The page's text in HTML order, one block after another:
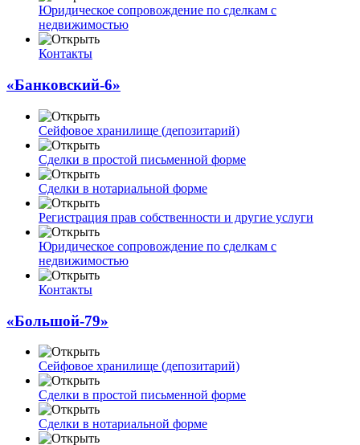
Юридическое сопровождение по сделкам с
недвижимостью
Контакты
«Банковский-6»
Сейфовое хранилище (депозитарий)
Сделки в простой письменной форме
Сделки в нотариальной форме
Регистрация прав собственности и другие услуги
Юридическое сопровождение по сделкам с
недвижимостью
Контакты
«Большой-79»
Сейфовое хранилище (депозитарий)
Сделки в простой письменной форме
Сделки в нотариальной форме